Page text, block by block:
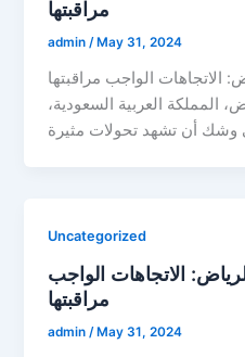
مراقبتها
admin/ May 31, 2024
الواجب مراقبتها
المملكة العربية السعودية،
Uncategorized
الاتجاهات الواجب
مراقبتها
admin/ May 31, 2024